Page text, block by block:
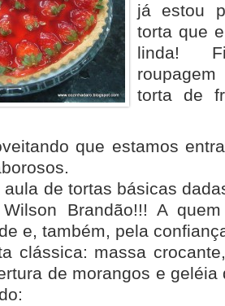
já estou
torta que
linda!
torta de
que estamos
de tortas básicas
Brandão!!! A
e, também, pela
clássica: massa
de morangos e